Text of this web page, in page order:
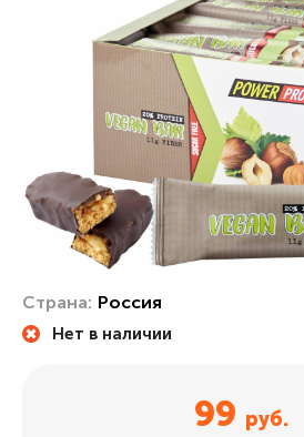
Страна: Россия
Нет в наличии
99 руб.